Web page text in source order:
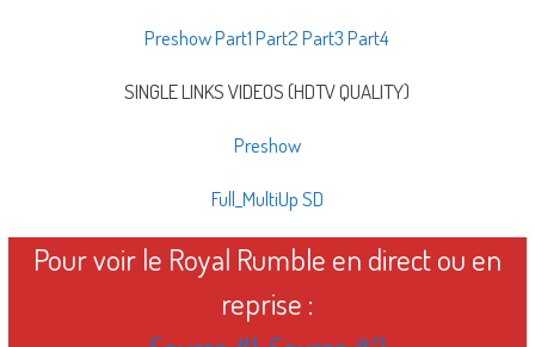
PreshowPart1Part2Part3Part4
SINGLE LINKS VIDEOS (HDTV QUALITY)
Preshow
Full_MultiUp SD
Pour voir le Royal Rumble en direct ou en
reprise :